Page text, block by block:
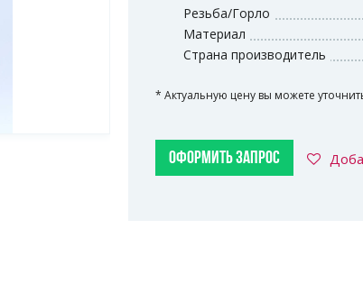
Резьба/Горло
Материал
Страна производитель
* Актуальную цену вы можете
ОФОРМИТЬ ЗАПРОС